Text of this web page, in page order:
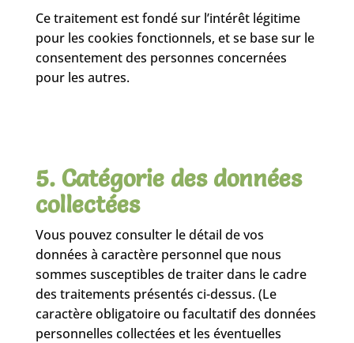
Ce traitement est fondé sur l’intérêt légitime
pour les cookies fonctionnels, et se base sur le
consentement des personnes concernées
pour les autres.
5. Catégorie des données
collectées
Vous pouvez consulter le détail de vos
données à caractère personnel que nous
sommes susceptibles de traiter dans le cadre
des traitements présentés ci-dessus. (Le
caractère obligatoire ou facultatif des données
personnelles collectées et les éventuelles